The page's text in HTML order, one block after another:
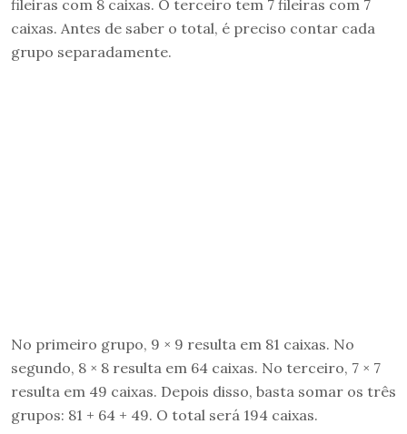
fileiras com 8 caixas. O terceiro tem 7 fileiras com 7
caixas. Antes de saber o total, é preciso contar cada
grupo separadamente.
No primeiro grupo, 9 × 9 resulta em 81 caixas. No
segundo, 8 × 8 resulta em 64 caixas. No terceiro, 7 × 7
resulta em 49 caixas. Depois disso, basta somar os três
grupos: 81 + 64 + 49. O total será 194 caixas.